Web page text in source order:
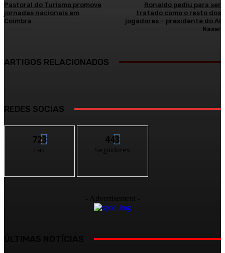
Pastoral do Turismo promove
jornadas nacionais em
Coimbra
Ronaldo pediu para ser
tratado como o resto dos
jogadores – presidente do Al
Nassr
ARTIGOS RELACIONADOS
REDES SOCIAS
723
Fãs
443
Seguidores
- Advertisement -